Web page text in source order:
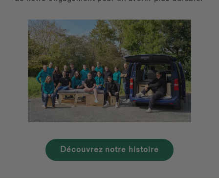
Découvrez notre histoire